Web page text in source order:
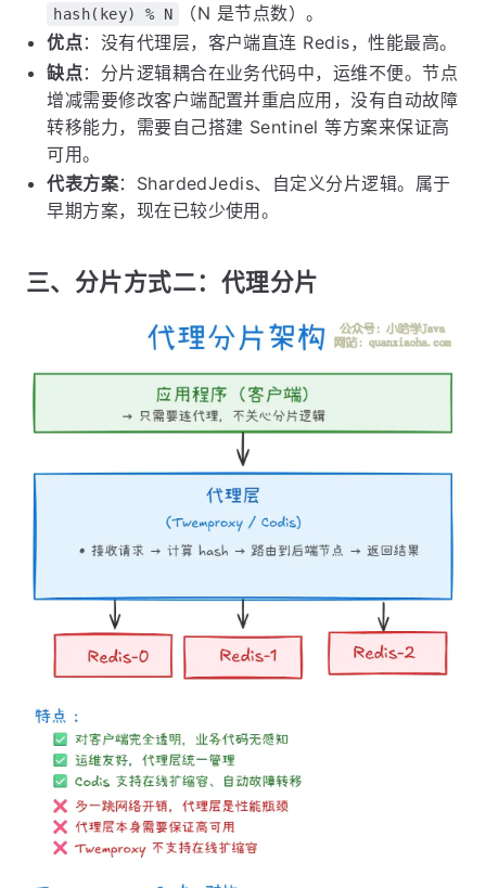
hash(key) % N
（N 是节点数）。
优点：没有代理层，客户端直连 Redis，性能最高。
缺点：分片逻辑耦合在业务代码中，运维不便。节点
增减需要修改客户端配置并重启应用，没有自动故障
转移能力，需要自己搭建 Sentinel 等方案来保证高
可用。
代表方案：ShardedJedis、自定义分片逻辑。属于
早期方案，现在已较少使用。
三、分片方式二：代理分片